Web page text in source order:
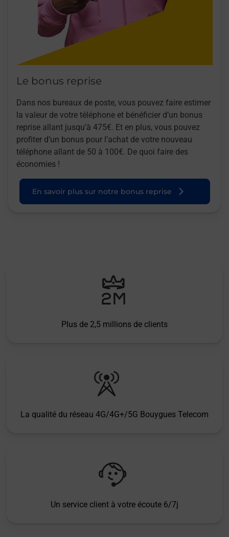
Le bonus reprise
Dans nos bureaux de poste, vous pouvez faire estimer
la valeur de votre téléphone et bénéficier d’un bonus
reprise allant jusqu’à 475€. Et en plus, vous pouvez
profiter d’un bonus pour l’achat de votre nouveau
téléphone allant de 50 à 100€. De quoi faire des
économies !
En savoir plus sur notre bonus reprise
Plus de 2,5 millions de clients
La qualité du réseau 4G/4G+/5G Bouygues Telecom
Un service client à votre écoute 6/7j